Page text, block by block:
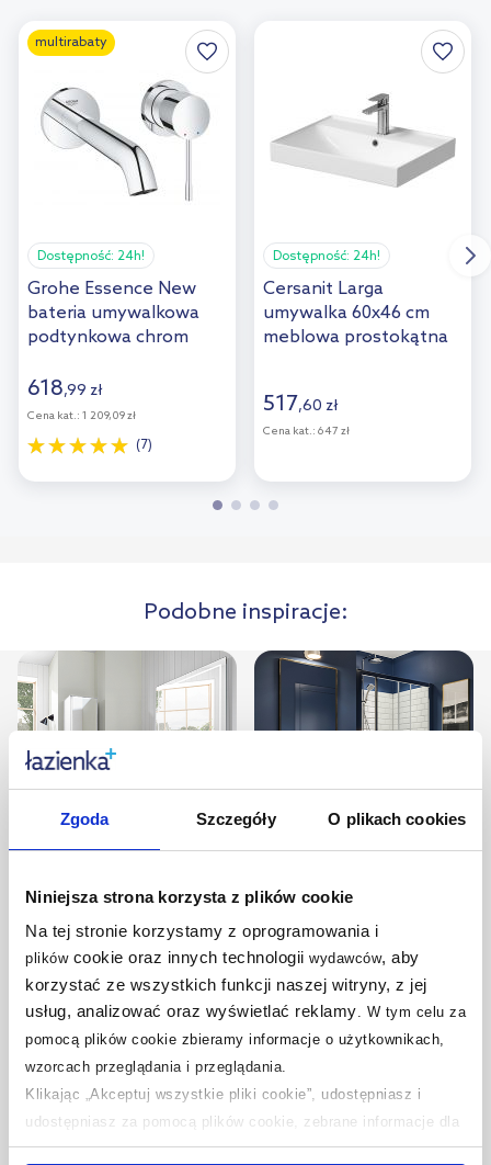
Zgoda Szczegóły O plikach cookies
Niniejsza strona korzysta z plików cookie
Na tej stronie korzystamy z oprogramowania i
plikówcookie oraz innych technologii wydawców, aby
korzystać ze wszystkich funkcji naszej witryny, z jej
usług, analizować oraz wyświetlać reklamy. W tym celu za
pomocą plików cookie zbieramy informacje o użytkownikach,
wzorcach przeglądania i przeglądania.
Klikając „Akceptuj wszystkie pliki cookie”, udostępniasz i
udostępniasz za pomocą plików cookie, zebrane informacje dla
użytkowników zewnętrznych, a także nasi partnerzy reklamowi.
multirabaty
Dostępność: 24h!
Grohe Essence New
bateria umywalkowa
podtynkowa chrom
618,99 zł
Cena kat.: 1 209,09 zł
(7)
Dostępność: 24h!
Cersanit Larga
umywalka 60x46 cm
meblowa prostokątna
517,60 zł
Cena kat.: 647 zł
Podobne inspiracje:
W roli głównej biel,
czerń i drewno
Granatowa ściana w
przytulnej łazience